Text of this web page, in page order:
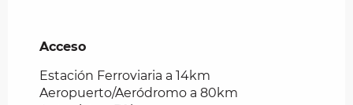
Acceso
Acceso
Estación Ferroviaria a 14km
Aeropuerto/Aeródromo a 80km